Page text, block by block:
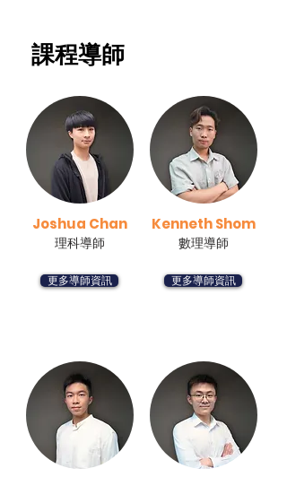
​課程導師
Joshua Chan
理科導師
更多導師資訊
Kenneth Shom
數理導師
更多導師資訊